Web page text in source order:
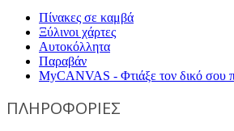
Πίνακες σε καμβά
Ξύλινοι χάρτες
Αυτοκόλλητα
Παραβάν
MyCANVAS - Φτιάξε τον δικό σου
ΠΛΗΡΟΦΟΡΙΕΣ